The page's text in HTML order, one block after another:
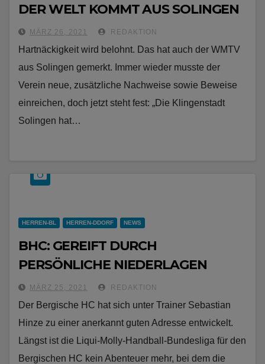
DER WELT KOMMT AUS SOLINGEN
MÄRZ 26, 2021 REDAKTION
Hartnäckigkeit wird belohnt. Das hat auch der WMTV
aus Solingen gemerkt. Immer wieder musste der
Verein neue, zusätzliche Nachweise sowie Beweise
einreichen, doch jetzt steht fest: „Die Klingenstadt
Solingen hat…
HERREN-BL HERREN-DDORF NEWS
BHC: GEREIFT DURCH
PERSÖNLICHE NIEDERLAGEN
MÄRZ 25, 2021 REDAKTION
Der Bergische HC hat sich unter Trainer Sebastian
Hinze zu einer anerkannt guten Adresse entwickelt.
Längst ist die Liqui-Molly-Handball-Bundesliga für den
Bergischen HC kein Abenteuer mehr, bei dem die